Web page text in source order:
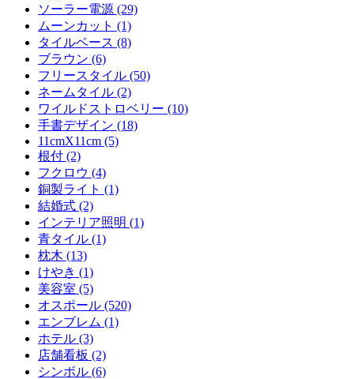
ソーラー電源 (29)
ムーンカット (1)
タイルベース (8)
ブラウン (6)
フリースタイル (50)
ネームタイル (2)
ワイルドストロベリー (10)
手書デザイン (18)
11cmX11cm (5)
根付 (2)
フクロウ (4)
銅製ライト (1)
結婚式 (2)
インテリア照明 (1)
青タイル (1)
枕木 (13)
けやき (1)
美容室 (5)
オスポール (520)
エンブレム (1)
ホテル (3)
店舗看板 (2)
シンボル (6)